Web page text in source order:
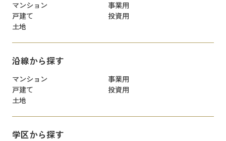
マンション
事業用
戸建て
投資用
土地
沿線から探す
マンション
事業用
戸建て
投資用
土地
学区から探す